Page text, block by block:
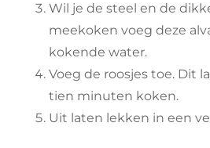
Wil je de steel en de
meekoken voeg deze
kokende water.
Voeg de roosjes toe. Dit
tien minuten koken.
Uit laten lekken in een